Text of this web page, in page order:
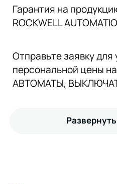
Гарантия на
ROCKWELL
Отправьте заявку
персональной цены
АВТОМАТЫ,